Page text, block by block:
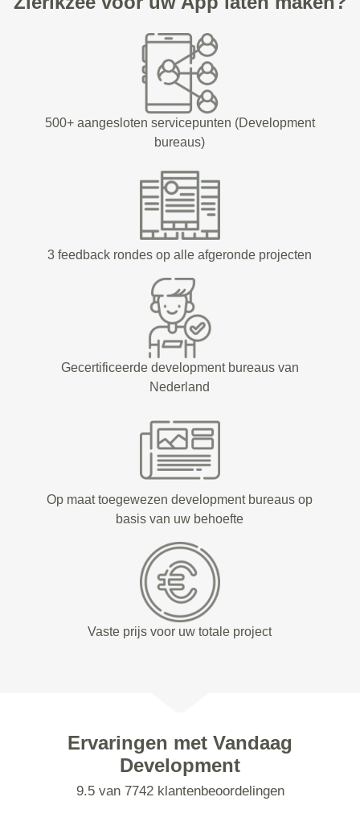
500+ aangesloten servicepunten (Development
bureaus)
3 feedback rondes op alle afgeronde projecten
Gecertificeerde development bureaus van
Nederland
Op maat toegewezen development bureaus op
basis van uw behoefte
Vaste prijs voor uw totale project
Ervaringen met Vandaag
Development
9.5 van 7742 klantenbeoordelingen